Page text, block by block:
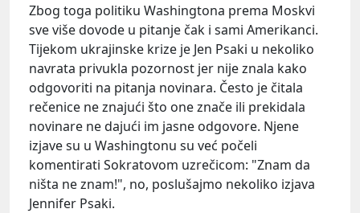
Zbog toga politiku Washingtona prema Moskvi
sve više dovode u pitanje čak i sami Amerikanci.
Tijekom ukrajinske krize je Jen Psaki u nekoliko
navrata privukla pozornost jer nije znala kako
odgovoriti na pitanja novinara. Često je čitala
rečenice ne znajući što one znače ili prekidala
novinare ne dajući im jasne odgovore. Njene
izjave su u Washingtonu su već počeli
komentirati Sokratovom uzrečicom: "Znam da
ništa ne znam!", no, poslušajmo nekoliko izjava
Jennifer Psaki.